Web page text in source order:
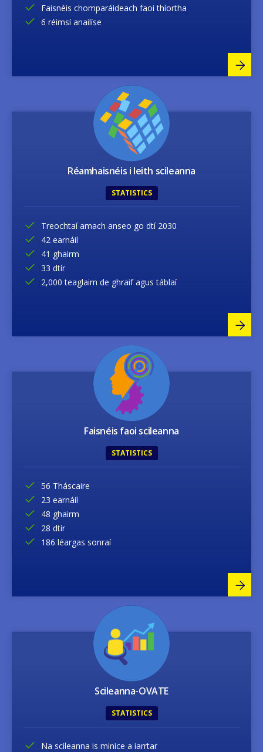
Faisnéis chomparáideach faoi thíortha
6 réimsí anailíse
Image
Réamhaisnéis i leith scileanna
STATISTICS
Treochtaí amach anseo go dtí 2030
42 earnáil
41 ghairm
33 dtír
2,000 teaglaim de ghraif agus táblaí
Image
Faisnéis faoi scileanna
STATISTICS
56 Tháscaire
23 earnáil
48 ghairm
28 dtír
186 léargas sonraí
Image
Scileanna-OVATE
STATISTICS
Na scileanna is minice a iarrtar